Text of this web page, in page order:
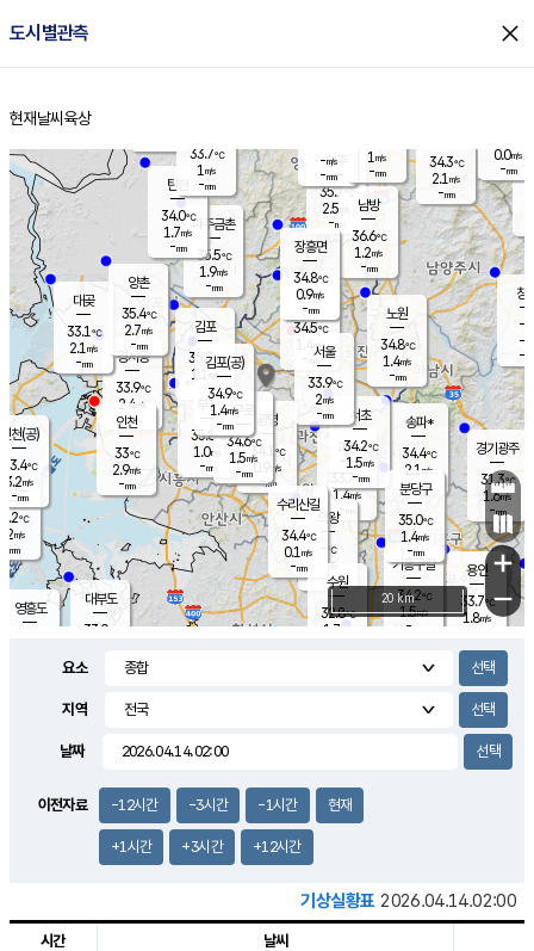
도시별관측 close
홈
현재날씨 육상
의도
℃
m/s
mm
영흥도
양주
35.7℃
2.5
-mm
과천
33.7℃
1.4m/s
- mm
용인
33.7℃
1.8m/s
경기광주
31.3℃
1.6m/s
-mm
2.4m/s
대부도
33.0
경서동
33.9℃
2.4 m/s
-mm
파주금촌
35.5℃
1.9m/s
-mm
34.3℃
2.1 m/s
-mm
대곶
33.1℃
2.1 m/s
-mm
창
-
-m/
-
탄현
34.0℃
1.7m/s
-mm
0.0m/s
-mm
의왕
- ℃
m/s
mm
김포
35.3℃
1.1 m/s
mm
광명
34.1
℃
0.9 m/s
-mm
부천
35.8℃
1.0m/s
-mm
양촌
35.4℃
2.7m/s
-mm
구로
34.6℃
1.5m/s
-mm
은평
34.5℃
1.4 m/s
- mm
노원
34.8℃
1.4m/s
-mm
송파*
34.4℃
2.1 m/s
-mm
서초
34.2℃
1.5m/s
-mm
남방
36.6℃
1.2m/s
-mm
기흥구갈
34.2℃
1.5m/s
-
수리산길
34.4℃
0.1 m/s
-mm
분당구
35.0℃
1.4m/s
-mm
장흥면
34.8℃
0.9m/s
-mm
-m/s
-mm
인천(공)
33.4℃
3.2m/s
-mm
김포(공)
34.9℃
1.4m/s
-mm
수원
32.8℃
1.7 m/s
인천
33℃
2.9m/s
-mm
서울
33.9℃
2m/s
-mm
33.7℃
1 m/s
-mm
1 m/s
-mm
+
−
20 km
요소
지역
날짜
이전자료 -12시간 -3시간 -1시간 현재
+1시간 +3시간 +12시간
기상실황표 2026.04.14.02:00
시간 날씨